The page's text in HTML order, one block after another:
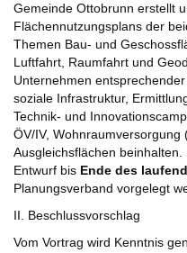
Gemeinde Ottobrunn erstellt
Flächennutzungsplans der
Themen Bau- und
Luftfahrt, Raumfahrt und
Unternehmen
soziale Infrastruktur,
Technik- und
ÖV/IV,
Ausgleichsflächen
Entwurf bis Ende des
Planungsverband vorgelegt
II. Beschlussvorschlag
Vom Vortrag wird Kenntnis